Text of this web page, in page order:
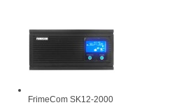
FrimeCom SK12-2000